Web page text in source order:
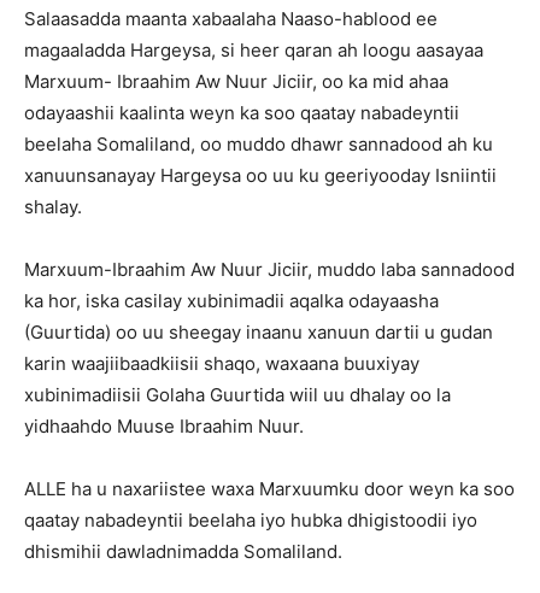
Salaasadda maanta xabaalaha Naaso-hablood ee
magaaladda Hargeysa, si heer qaran ah loogu aasayaa
Marxuum- Ibraahim Aw Nuur Jiciir, oo ka mid ahaa
odayaashii kaalinta weyn ka soo qaatay nabadeyntii
beelaha Somaliland, oo muddo dhawr sannadood ah ku
xanuunsanayay Hargeysa oo uu ku geeriyooday Isniintii
shalay.
Marxuum-Ibraahim Aw Nuur Jiciir, muddo laba sannadood
ka hor, iska casilay xubinimadii aqalka odayaasha
(Guurtida) oo uu sheegay inaanu xanuun dartii u gudan
karin waajiibaadkiisii shaqo, waxaana buuxiyay
xubinimadiisii Golaha Guurtida wiil uu dhalay oo la
yidhaahdo Muuse Ibraahim Nuur.
ALLE ha u naxariistee waxa Marxuumku door weyn ka soo
qaatay nabadeyntii beelaha iyo hubka dhigistoodii iyo
dhismihii dawladnimadda Somaliland.